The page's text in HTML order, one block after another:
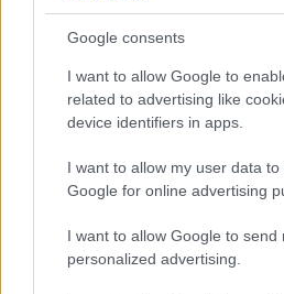
Google consents
I want to allow Google to
related to advertising like
device identifiers in apps.
I want to allow my user data
Google for online advertising
I want to allow Google to send
personalized advertising.
Θερμοκρασία: Από 23 έως
Κελσίου. Στα παραθαλάσσια η
με 3 βαθμούς χαμηλότερη.
Καιρός: Γενικά αίθριος
Ανέμοι: Βόρειοι